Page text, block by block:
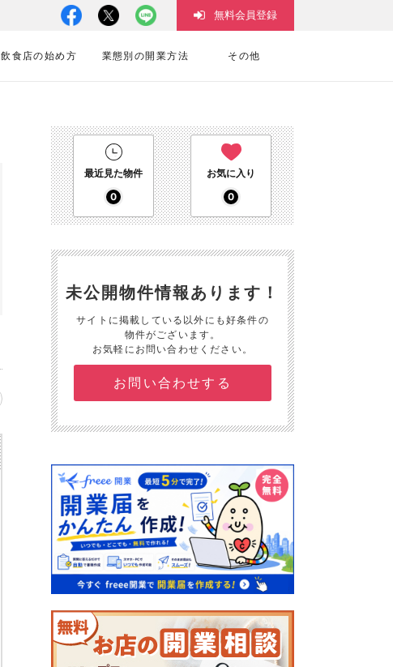
飲食店の始め方 業態別の開業方法 その他
無料会員登録
最近見た物件
0
お気に入り
0
未公開物件情報あります！
サイトに掲載している以外にも好条件の
物件がございます。
お気軽にお問い合わせください。
お問い合わせする